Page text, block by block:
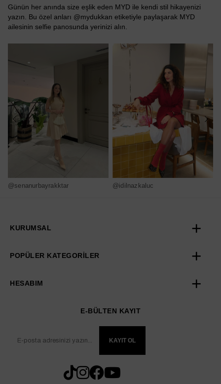
Günün her anında size eşlik eden MYD ile kendi stil hikayenizi
yazın. Bu özel anları @mydukkan etiketiyle paylaşarak MYD
ailesinin selfie panosunda yerinizi alın.
@senanurbayrakktar @idilnazkaluc
KURUMSAL
POPÜLER KATEGORİLER
HESABIM
E-BÜLTEN KAYIT
KAYIT OL